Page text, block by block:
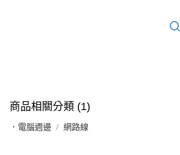
商品相關分類 (1)
．電腦週邊 網路線